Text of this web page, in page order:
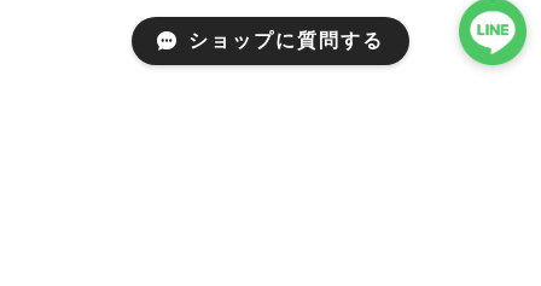
ショップに質問する